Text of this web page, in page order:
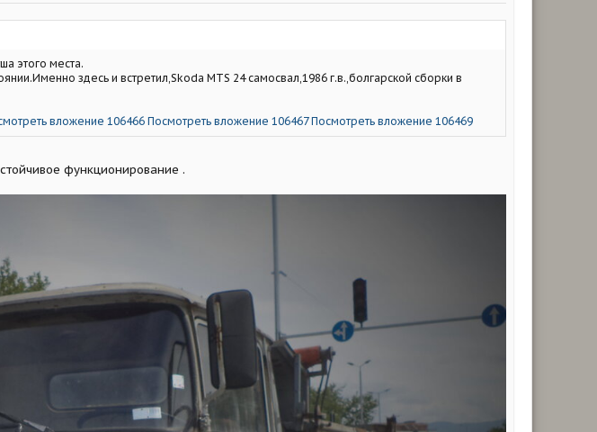
этого места.
здесь и встретил,Skoda MTS 24 самосвал,1986 г.в.,болгарской сборки в
вложение 106466Посмотреть вложение 106467 Посмотреть вложение 106469
функционирование .